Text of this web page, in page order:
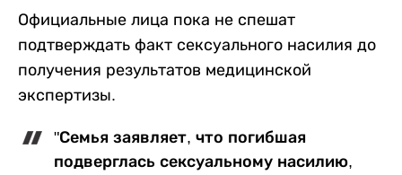
Официальные лица пока не спешат
подтверждать факт сексуального насилия до
получения результатов медицинской
экспертизы.
"Семья заявляет, что погибшая
подверглась сексуальному насилию,